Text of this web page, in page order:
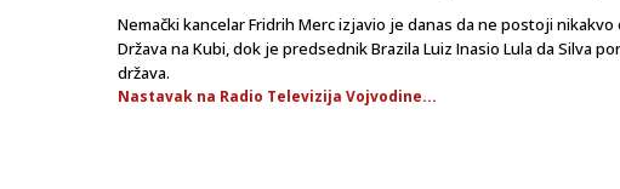
Nemački kancelar Fridrih Merc izjavio je danas da ne postoji
Država na Kubi, dok je predsednik Brazila Luiz Inasio Lula da Silva
država.
Nastavak na Radio Televizija Vojvodine...